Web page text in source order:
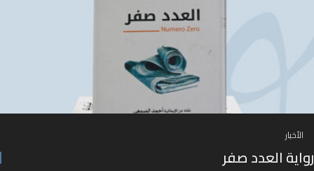
الأخبار
رواية العدد صفر